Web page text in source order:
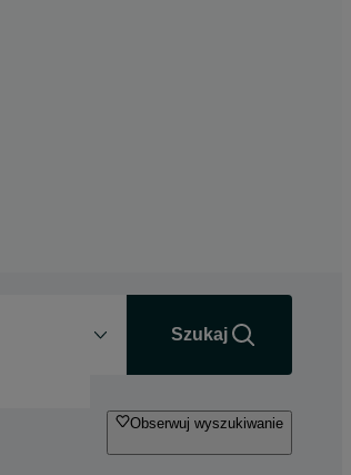
Szukaj
Obserwuj wyszukiwanie